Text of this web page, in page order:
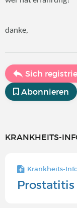
danke,
Sich
Abonnieren
KRANKHEITS-
Krankheits-
Prostatitis